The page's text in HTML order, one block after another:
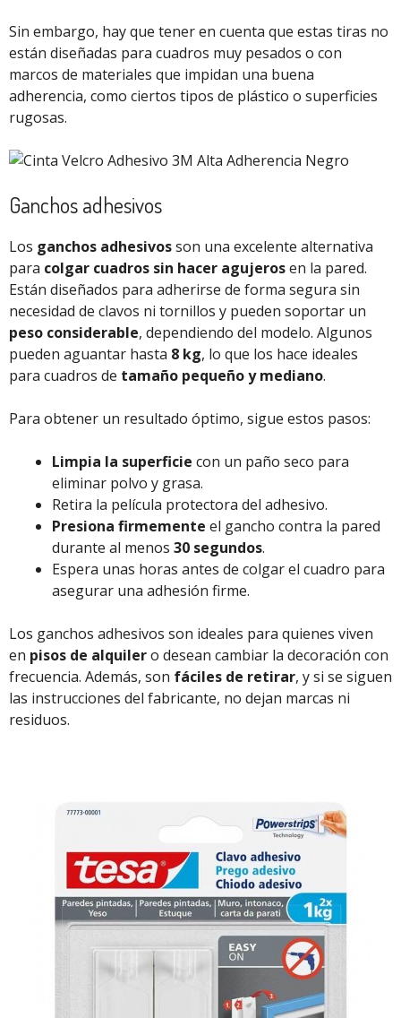
Sin embargo, hay que tener en cuenta que estas tiras no
están diseñadas para cuadros muy pesados o con
marcos de materiales que impidan una buena
adherencia, como ciertos tipos de plástico o superficies
rugosas.
Ganchos adhesivos
Los ganchos adhesivosson una excelente alternativa
para colgar cuadros sin hacer agujerosen la pared.
Están diseñados para adherirse de forma segura sin
necesidad de clavos ni tornillos y pueden soportar un
peso considerable, dependiendo del modelo. Algunos
pueden aguantar hasta 8 kg, lo que los hace ideales
para cuadros de tamaño pequeño y mediano.
Para obtener un resultado óptimo, sigue estos pasos:
Limpia la superficie con un paño seco para
eliminar polvo y grasa.
Retira la película protectora del adhesivo.
Presiona firmemente el gancho contra la pared
durante al menos 30 segundos.
Espera unas horas antes de colgar el cuadro para
asegurar una adhesión firme.
Los ganchos adhesivos son ideales para quienes viven
en pisos de alquilero desean cambiar la decoración con
frecuencia. Además, son fáciles de retirar, y si se siguen
las instrucciones del fabricante, no dejan marcas ni
residuos.